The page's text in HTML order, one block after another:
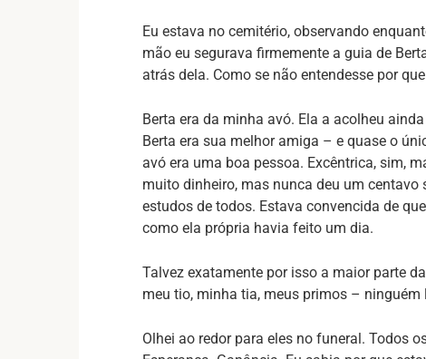
Eu estava no cemitério, observando
mão eu segurava firmemente a guia de
atrás dela. Como se não entendesse por
Berta era da minha avó. Ela a acolheu
Berta era sua melhor amiga – e quase o
avó era uma boa pessoa. Excêntrica, sim,
muito dinheiro, mas nunca deu um
estudos de todos. Estava convencida de
como ela própria havia feito um dia.
Talvez exatamente por isso a maior parte
meu tio, minha tia, meus primos –
Olhei ao redor para eles no funeral. Todos